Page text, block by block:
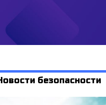
безопасности